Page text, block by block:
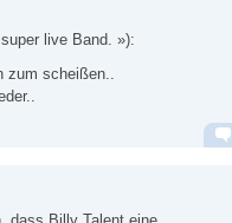
live Band. »):
zum scheißen..